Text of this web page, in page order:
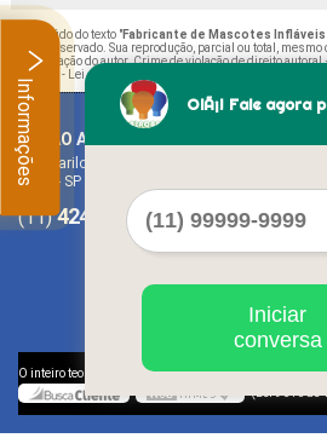
O conteúdo do texto "Fabricante de Mascotes
direito reservado. Sua reprodução, parcial ou total,
a autorização do autor. Crime de violação de direito
9610/98 - Lei de direitos autorais
BALAO ART
Rua Bariloche, 1300 - Chácara Tropical
Cotia - SP - CEP: 06726-270
(11)4242-7733(11)3603-0479
O inteiro teor deste site está sujeito à proteção de
OlÃ¡! Fale agora
Iniciar
conversa
Informações